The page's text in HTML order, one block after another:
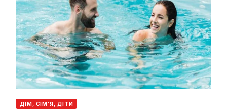
ДІМ, СІМ’Я, ДІТИ